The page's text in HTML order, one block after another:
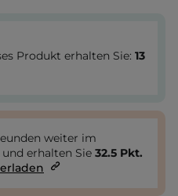
Produkt erhalten Sie: 13
weiter im
und erhalten Sie 32.5 Pkt.